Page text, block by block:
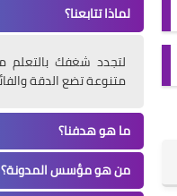
لماذا تتابعنا؟
لتجدد شغفك
متنوعة تضع الدقة
ما هو هدفنا؟
من هو مؤسس المدونة؟